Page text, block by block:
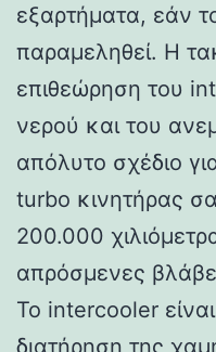
εξαρτήματα, εάν
παραμεληθεί. Η
επιθεώρηση του
νερού και του
απόλυτο σχέδιο
turbo κινητήρας
200.000
απρόσμενες
Το intercooler
διατήρηση της